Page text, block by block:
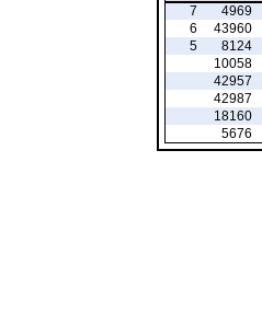
4969
7
43960
6
8124
5
10058
42957
42987
18160
5676